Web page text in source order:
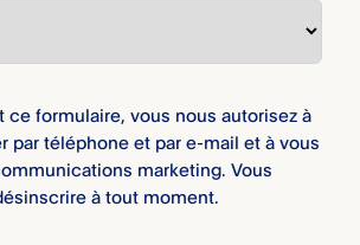
ce formulaire, vous nous autorisez à
par téléphone et par e-mail et à vous
marketing. Vous
à tout moment.